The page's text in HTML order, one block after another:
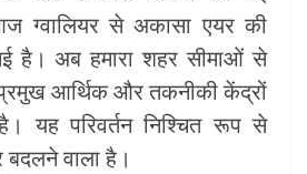
ग्वालियर से अकासा एयर की
है। अब हमारा शहर सीमाओं से
आर्थिक और तकनीकी केंद्रों
यह परिवर्तन निश्चित रूप से
बदलने वाला है।